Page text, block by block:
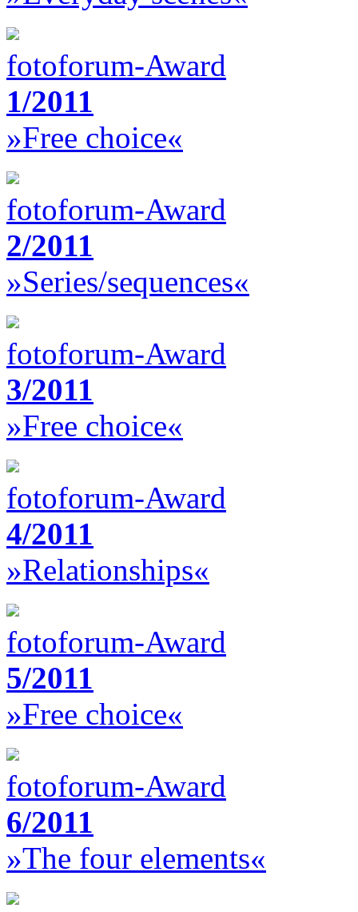
fotoforum-Award
1/2011
»Free choice«
fotoforum-Award
2/2011
»Series/sequences«
fotoforum-Award
3/2011
»Free choice«
fotoforum-Award
4/2011
»Relationships«
fotoforum-Award
5/2011
»Free choice«
fotoforum-Award
6/2011
»The four elements«